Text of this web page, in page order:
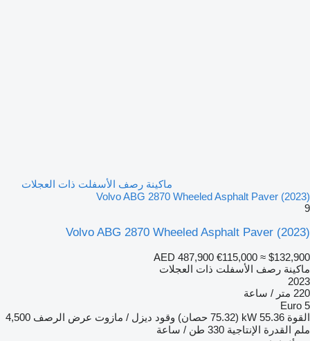
ماكينة رصف الأسفلت ذات العجلات
Volvo ABG 2870 Wheeled Asphalt Paver (2023)
9
Volvo ABG 2870 Wheeled Asphalt Paver (2023)
AED 487,900 €115,000 ≈ $132,900
ماكينة رصف الأسفلت ذات العجلات
2023
220 متر / ساعة
Euro 5
القوة 55.36 kW (75.32 حصان) وقود ديزل / مازوت عرض الرصف 4,500
ملم القدرة الإنتاجية 330 طن / ساعة